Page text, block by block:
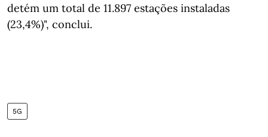
detém um total de 11.897 estações instaladas
(23,4%)", conclui.
5G